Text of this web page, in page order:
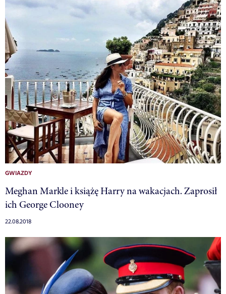
GWIAZDY
Meghan Markle i książę Harry na wakacjach. Zaprosił
ich George Clooney
22.08.2018